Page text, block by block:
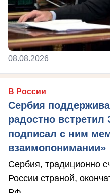
08.08.2026
В России
Сербия
радостно встретил
подписал с ним
взаимопонимании»
Сербия, традиционно
России страной,